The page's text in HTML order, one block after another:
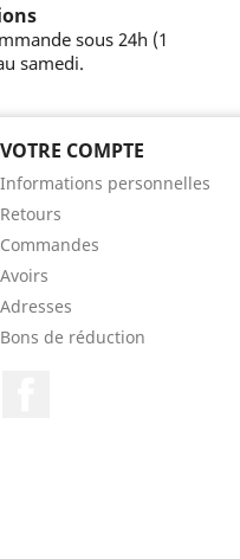
sous 24h (1
samedi.
VOTRE COMPTE
Informations personnelles
Retours
Commandes
Avoirs
Adresses
Bons de réduction